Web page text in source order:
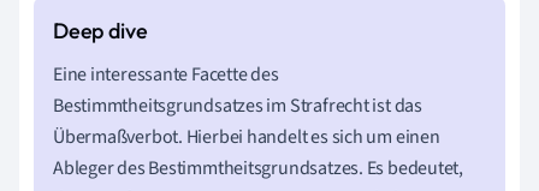
Eine interessante Facette des
Bestimmtheitsgrundsatzes im Strafrecht ist das
Übermaßverbot. Hierbei handelt es sich um einen
Ableger des Bestimmtheitsgrundsatzes. Es bedeutet,